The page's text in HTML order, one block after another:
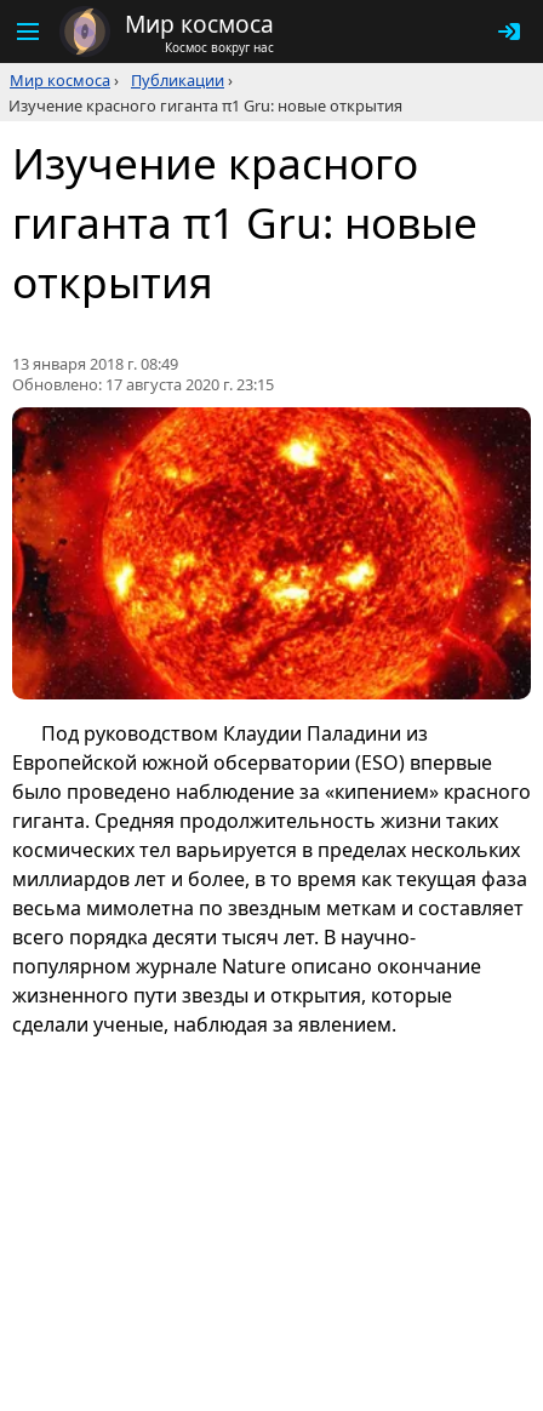
Мир космоса
Космос вокруг нас
Мир космоса› Публикации›
Изучение красного гиганта π1 Gru: новые открытия
Изучение красного
гиганта π1 Gru: новые
открытия
13 января 2018 г. 08:49
Обновлено: 17 августа 2020 г. 23:15
Под руководством Клаудии Паладини из
Европейской южной обсерватории (ESO) впервые
было проведено наблюдение за «кипением» красного
гиганта. Средняя продолжительность жизни таких
космических тел варьируется в пределах нескольких
миллиардов лет и более, в то время как текущая фаза
весьма мимолетна по звездным меткам и составляет
всего порядка десяти тысяч лет. В научно-
популярном журнале Nature описано окончание
жизненного пути звезды и открытия, которые
сделали ученые, наблюдая за явлением.